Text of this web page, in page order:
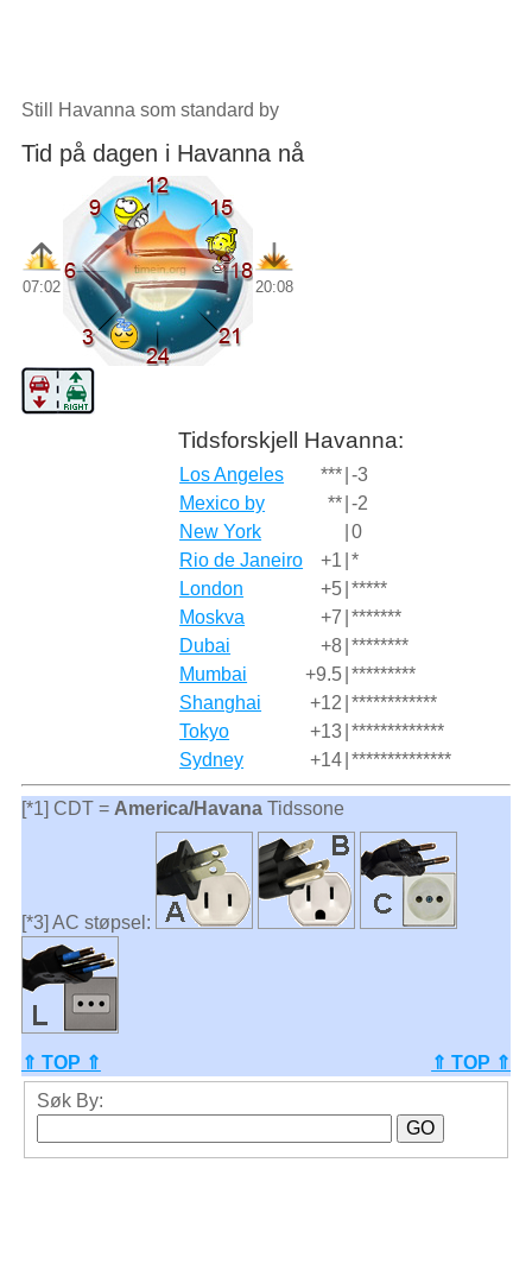
Still Havanna som standard by
Tid på dagen i Havanna nå
07:02 20:08
Tidsforskjell Havanna:
Los Angeles *** -3
Mexico by
** -2
New York
0
Rio de Janeiro
+1 *
London
+5 *****
Moskva
+7 *******
Dubai
+8 ********
Mumbai
+9.5 *********
Shanghai
+12 ************
Tokyo
+13 *************
Sydney
+14 **************
[*1] CDT = America/HavanaTidssone
[*3] AC støpsel:
⇑ TOP ⇑
⇑ TOP ⇑
Søk By: